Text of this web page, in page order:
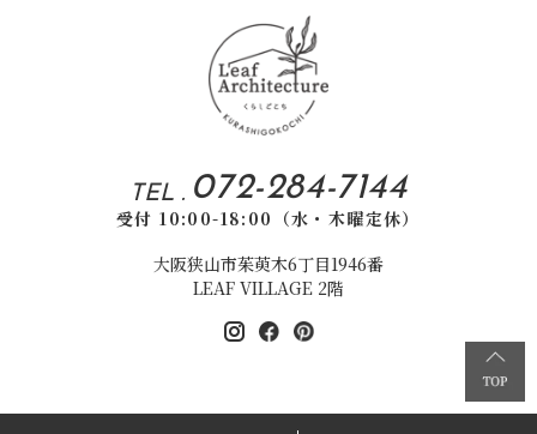
TEL . 072-284-7144
受付 10:00-18:00（水・木曜定休）
大阪狭山市茱萸木6丁目1946番
LEAF VILLAGE 2階